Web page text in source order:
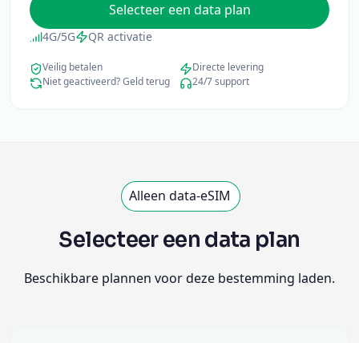
Selecteer een data plan
4G/5G QR activatie
Veilig betalen
Directe levering
Niet geactiveerd? Geld terug
24/7 support
Alleen data-eSIM
Selecteer een data plan
Beschikbare plannen voor deze bestemming laden.